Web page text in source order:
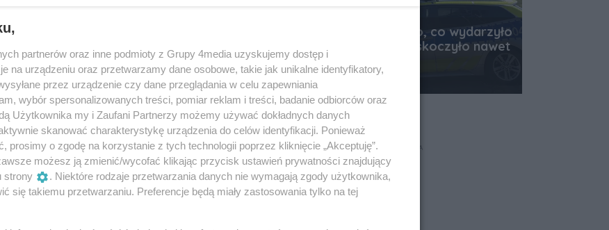
informował portal krosno112.pl.
punkcie Zalesia, natychmiast
W akcji uczestniczyłZespół Ratownictwa
KSRG TargowiskaorazJRG Krosno, a
Komendy Miejskiej Policji w
na miejscu pasażera w pojeździe.
żemężczyzna nie żyje. W związku ze
medycznych działań
Horror nad wodą. To, co wydarzyło
się na kąpielisku, zaskoczyło nawet
służby
Data dodania artykułu:
07.08.2026 08:18
REKLAMA
partnerów oraz inne podmioty z Grupy 4media uzyskujemy dostęp i
na urządzeniu oraz przetwarzamy dane osobowe, takie jak unikalne identyfikatory,
przez urządzenie czy dane przeglądania w celu zapewniania
wybór spersonalizowanych treści, pomiar reklam i treści, badanie odbiorców oraz
Użytkownika my i Zaufani Partnerzy możemy używać dokładnych danych
skanować charakterystykę urządzenia do celów identyfikacji. Ponieważ
prosimy o zgodę na korzystanie z tych technologii poprzez kliknięcie „Akceptuję”.
możesz ją zmienić/wycofać klikając przycisk ustawień prywatności znajdujący
strony
. Niektóre rodzaje przetwarzania danych nie wymagają zgody użytkownika,
się takiemu przetwarzaniu. Preferencje będą miały zastosowania tylko na tej